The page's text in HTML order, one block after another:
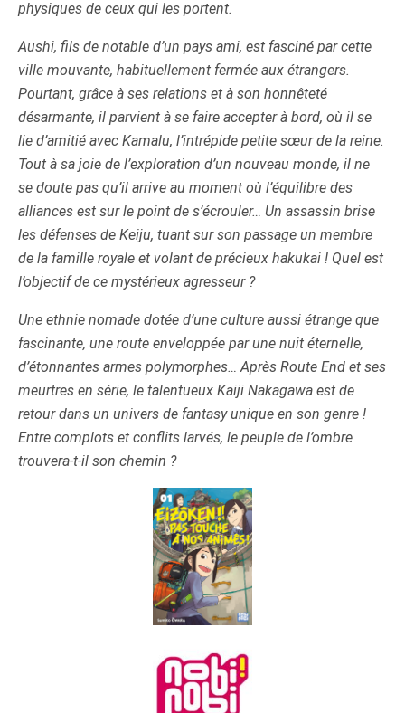
physiques de ceux qui les portent.
Aushi, fils de notable d’un pays ami, est fasciné par cette
ville mouvante, habituellement fermée aux étrangers.
Pourtant, grâce à ses relations et à son honnêteté
désarmante, il parvient à se faire accepter à bord, où il se
lie d’amitié avec Kamalu, l’intrépide petite sœur de la reine.
Tout à sa joie de l’exploration d’un nouveau monde, il ne
se doute pas qu’il arrive au moment où l’équilibre des
alliances est sur le point de s’écrouler… Un assassin brise
les défenses de Keiju, tuant sur son passage un membre
de la famille royale et volant de précieux hakukai ! Quel est
l’objectif de ce mystérieux agresseur ?
Une ethnie nomade dotée d’une culture aussi étrange que
fascinante, une route enveloppée par une nuit éternelle,
d’étonnantes armes polymorphes… Après Route End et ses
meurtres en série, le talentueux Kaiji Nakagawa est de
retour dans un univers de fantasy unique en son genre !
Entre complots et conflits larvés, le peuple de l’ombre
trouvera-t-il son chemin ?